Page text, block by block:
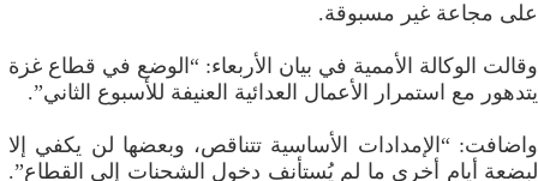
على مجاعة غير مسبوقة.
وقالت الوكالة الأممية في بيان الأربعاء: “الوضع في قطاع غزة
يتدهور مع استمرار الأعمال العدائية العنيفة للأسبوع الثاني”.
واضافت: “الإمدادات الأساسية تتناقص، وبعضها لن يكفي إلا
لبضعة أيام أخرى ما لم يُستأنف دخول الشحنات إلى القطاع”.